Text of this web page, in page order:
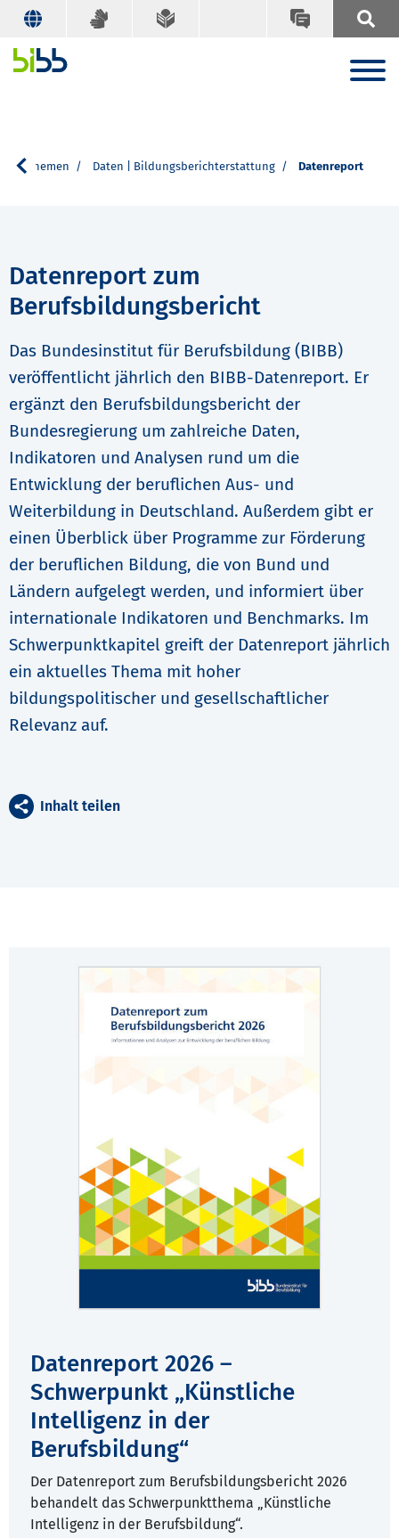
Die Themen Daten | Bildungsberichterstattung Datenreport
Datenreport zum
Berufsbildungsbericht
Das Bundesinstitut für Berufsbildung (BIBB)
veröffentlicht jährlich den BIBB-Datenreport. Er
ergänzt den Berufsbildungsbericht der
Bundesregierung um zahlreiche Daten,
Indikatoren und Analysen rund um die
Entwicklung der beruflichen Aus- und
Weiterbildung in Deutschland. Außerdem gibt er
einen Überblick über Programme zur Förderung
der beruflichen Bildung, die von Bund und
Ländern aufgelegt werden, und informiert über
internationale Indikatoren und Benchmarks. Im
Schwerpunktkapitel greift der Datenreport jährlich
ein aktuelles Thema mit hoher
bildungspolitischer und gesellschaftlicher
Relevanz auf.
Inhalt teilen
Datenreport 2026 –
Schwerpunkt „Künstliche
Intelligenz in der
Berufsbildung“
Der Datenreport zum Berufsbildungsbericht 2026
behandelt das Schwerpunktthema „Künstliche
Intelligenz in der Berufsbildung“.